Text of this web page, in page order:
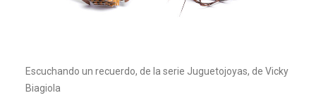
Escuchando un recuerdo, de la serie Juguetojoyas, de Vicky
Biagiola